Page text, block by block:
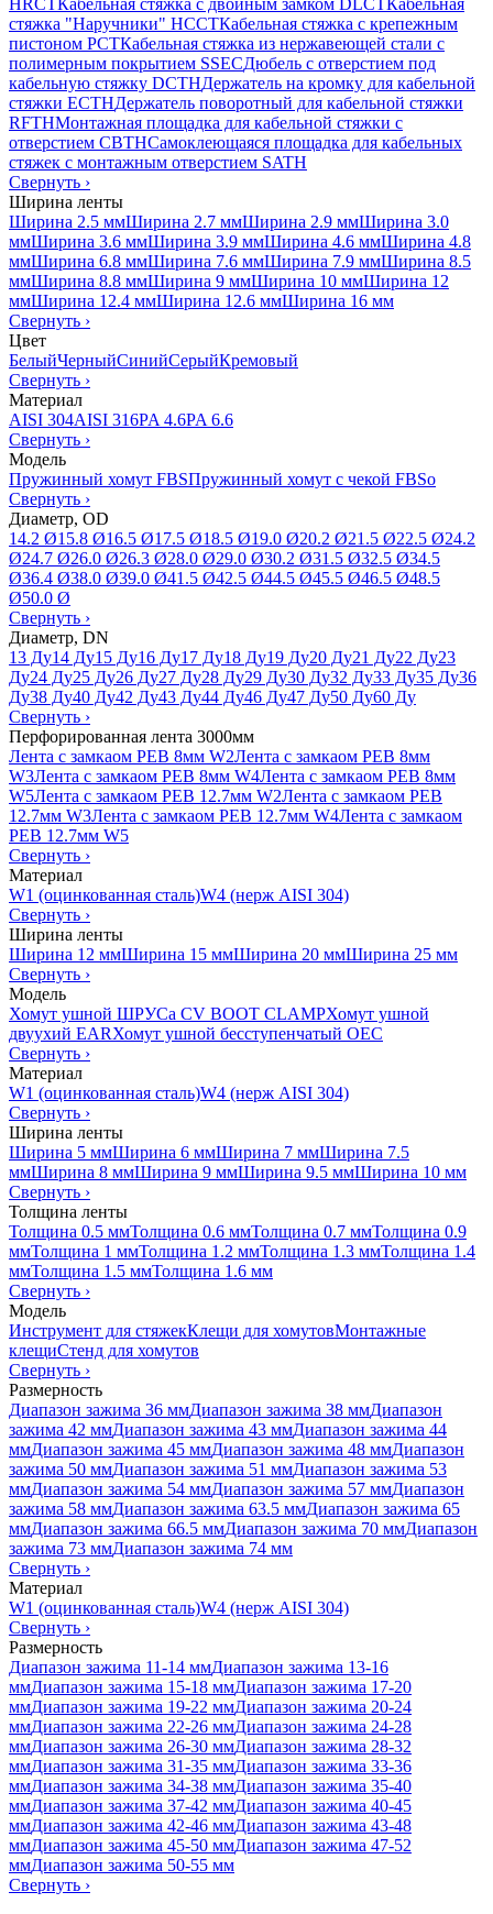
HRCT Кабельная стяжка с двойным замком DLCT
Кабельная
стяжка "Наручники" HCCTКабельная стяжка с крепежным
пистоном PCTКабельная стяжка из нержавеющей стали с
полимерным покрытием SSECДюбель с отверстием под
кабельную стяжку DCTHДержатель на кромку для кабельной
стяжки ECTHДержатель поворотный для кабельной стяжки
RFTHМонтажная площадка для кабельной стяжки с
отверстием CBTHСамоклеющаяся площадка для кабельных
стяжек с монтажным отверстием SATH
Свернуть ›
Ширина ленты
Ширина 2.5 ммШирина 2.7 ммШирина 2.9 ммШирина 3.0
ммШирина 3.6 ммШирина 3.9 ммШирина 4.6 ммШирина 4.8
ммШирина 6.8 ммШирина 7.6 ммШирина 7.9 ммШирина 8.5
ммШирина 8.8 ммШирина 9 ммШирина 10 ммШирина 12
ммШирина 12.4 ммШирина 12.6 ммШирина 16 мм
Свернуть ›
Цвет
БелыйЧерныйСинийСерыйКремовый
Свернуть ›
Материал
AISI 304AISI 316PA 4.6PA 6.6
Свернуть ›
Модель
Пружинный хомут FBSПружинный хомут с чекой FBSo
Свернуть ›
Диаметр, OD
14.2 Ø15.8 Ø16.5 Ø17.5 Ø18.5 Ø19.0 Ø20.2 Ø21.5 Ø22.5 Ø24.2
Ø24.7 Ø26.0 Ø26.3 Ø28.0 Ø29.0 Ø30.2 Ø31.5 Ø32.5 Ø34.5
Ø36.4 Ø38.0 Ø39.0 Ø41.5 Ø42.5 Ø44.5 Ø45.5 Ø46.5 Ø48.5
Ø50.0 Ø
Свернуть ›
Диаметр, DN
13 Ду14 Ду15 Ду16 Ду17 Ду18 Ду19 Ду20 Ду21 Ду22 Ду23
Ду24 Ду25 Ду26 Ду27 Ду28 Ду29 Ду30 Ду32 Ду33 Ду35 Ду36
Ду38 Ду40 Ду42 Ду43 Ду44 Ду46 Ду47 Ду50 Ду60 Ду
Свернуть ›
Перфорированная лента 3000мм
Лента с замкаом PEB 8мм W2Лента с замкаом PEB 8мм
W3Лента с замкаом PEB 8мм W4Лента с замкаом PEB 8мм
W5Лента с замкаом PEB 12.7мм W2Лента с замкаом PEB
12.7мм W3Лента с замкаом PEB 12.7мм W4Лента с замкаом
PEB 12.7мм W5
Свернуть ›
Материал
W1 (оцинкованная сталь)W4 (нерж AISI 304)
Свернуть ›
Ширина ленты
Ширина 12 ммШирина 15 ммШирина 20 ммШирина 25 мм
Свернуть ›
Модель
Хомут ушной ШРУСа CV BOOT CLAMPХомут ушной
двуухий EARХомут ушной бесступенчатый OEC
Свернуть ›
Материал
W1 (оцинкованная сталь)W4 (нерж AISI 304)
Свернуть ›
Ширина ленты
Ширина 5 ммШирина 6 ммШирина 7 ммШирина 7.5
ммШирина 8 ммШирина 9 ммШирина 9.5 ммШирина 10 мм
Свернуть ›
Толщина ленты
Толщина 0.5 ммТолщина 0.6 ммТолщина 0.7 ммТолщина 0.9
ммТолщина 1 ммТолщина 1.2 ммТолщина 1.3 ммТолщина 1.4
ммТолщина 1.5 ммТолщина 1.6 мм
Свернуть ›
Модель
Инструмент для стяжекКлещи для хомутовМонтажные
клещиСтенд для хомутов
Свернуть ›
Размерность
Диапазон зажима 36 ммДиапазон зажима 38 ммДиапазон
зажима 42 ммДиапазон зажима 43 ммДиапазон зажима 44
ммДиапазон зажима 45 ммДиапазон зажима 48 ммДиапазон
зажима 50 ммДиапазон зажима 51 ммДиапазон зажима 53
ммДиапазон зажима 54 ммДиапазон зажима 57 ммДиапазон
зажима 58 ммДиапазон зажима 63.5 ммДиапазон зажима 65
ммДиапазон зажима 66.5 ммДиапазон зажима 70 ммДиапазон
зажима 73 ммДиапазон зажима 74 мм
Свернуть ›
Материал
W1 (оцинкованная сталь)W4 (нерж AISI 304)
Свернуть ›
Размерность
Диапазон зажима 11-14 ммДиапазон зажима 13-16
ммДиапазон зажима 15-18 ммДиапазон зажима 17-20
ммДиапазон зажима 19-22 ммДиапазон зажима 20-24
ммДиапазон зажима 22-26 ммДиапазон зажима 24-28
ммДиапазон зажима 26-30 ммДиапазон зажима 28-32
ммДиапазон зажима 31-35 ммДиапазон зажима 33-36
ммДиапазон зажима 34-38 ммДиапазон зажима 35-40
ммДиапазон зажима 37-42 ммДиапазон зажима 40-45
ммДиапазон зажима 42-46 ммДиапазон зажима 43-48
ммДиапазон зажима 45-50 ммДиапазон зажима 47-52
ммДиапазон зажима 50-55 мм
Свернуть ›